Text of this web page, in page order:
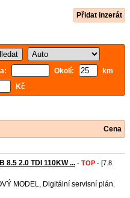
Přidat inzerát
Okolí:
km
Kč
Cena
8.5 2.0 TDI 110KW ... - TOP - [7.8.
MODEL, Digitální servisní plán.